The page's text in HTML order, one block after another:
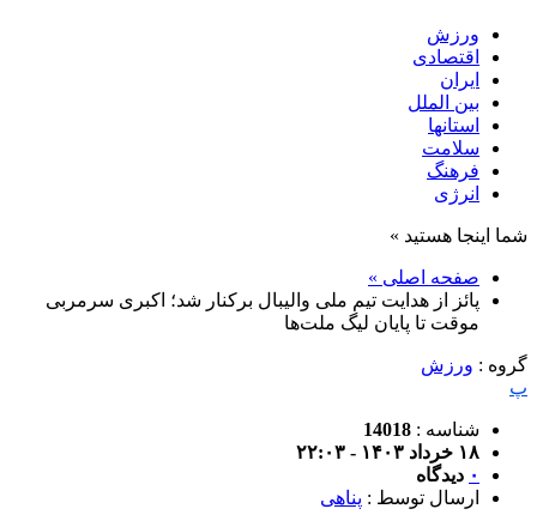
ورزش
اقتصادی
ایران
بین الملل
استانها
سلامت
فرهنگ
انرژی
شما اینجا هستید »
صفحه اصلی »
پائز از هدایت تیم ملی والیبال برکنار شد؛ اکبری سرمربی
موقت تا پایان لیگ ملت‌ها
گروه : ورزش
پ
شناسه : 14018
۱۸ خرداد ۱۴۰۳ - ۲۲:۰۳
۰ دیدگاه
ارسال توسط : پناهی